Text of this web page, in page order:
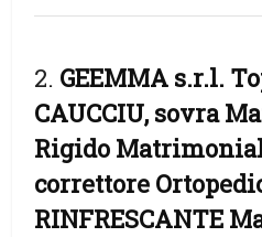
2. GEEMMA s.r.l.
CAUCCIU, sovra
Rigido
correttore
RINFRESCANTE